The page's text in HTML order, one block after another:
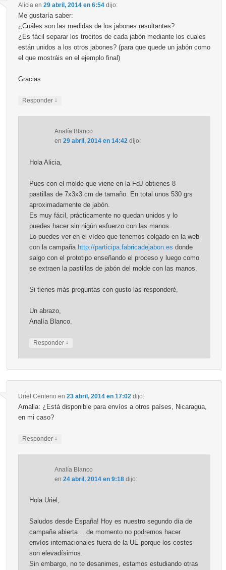
Aliciaen 29 abril, 2014 en 6:54 dijo:
Me gustaría saber:
¿Cuáles son las medidas de los jabones resultantes?
¿Es fácil separar los trocitos de cada jabón mediante los cuales
están unidos a los otros jabones? (para que quede un jabón como
el que mostráis en el ejemplo final)
Gracias
Responder ↓
Analía Blanco
en 29 abril, 2014 en 14:42 dijo:
Hola Alicia,
Pues con el molde que viene en la FdJ obtienes 8
pastillas de 7x3x3 cm de tamaño. En total unos 530 grs
aproximadamente de jabón.
Es muy fácil, prácticamente no quedan unidos y lo
puedes hacer sin nigún esfuerzo con las manos.
Lo puedes ver en el vídeo que tenemos colgado en la web
con la campaña http://participa.fabricadejabon.es donde
salgo con el prototipo enseñando el proceso y luego como
se extraen la pastillas de jabón del molde con las manos.
Si tienes más preguntas con gusto las responderé,
Un abrazo,
Analía Blanco.
Responder ↓
Uriel Centeno en 23 abril, 2014 en 17:02 dijo:
Amalia: ¿Está disponible para envíos a otros países, Nicaragua,
en mi caso?
Responder ↓
Analía Blanco
en 24 abril, 2014 en 9:18 dijo:
Hola Uriel,
Saludos desde España! Hoy es nuestro segundo día de
campaña abierta… de momento no podremos hacer
envíos internacionales fuera de la UE porque los costes
son elevadísimos.
Sin embargo, no te desanimes, estamos estudiando otras